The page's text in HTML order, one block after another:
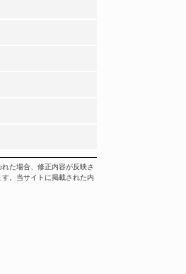
た場合、修正内容が反映さ
。当サイトに掲載された内